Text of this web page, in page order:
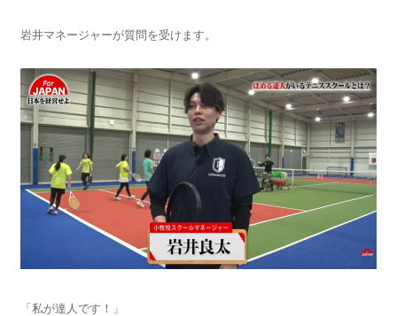
岩井マネージャーが質問を受けます。
「私が達人です！」